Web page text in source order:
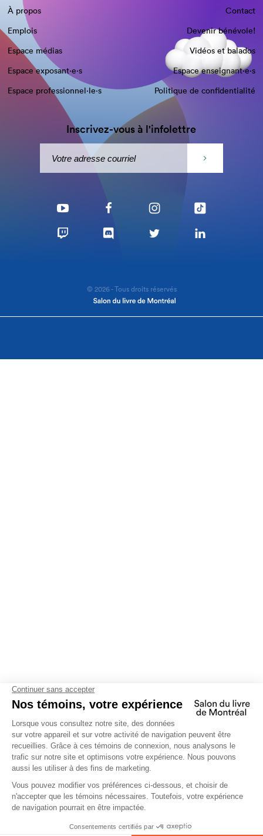
À propos
Contact
Emplois
Devenir bénévole!
Espace médias
Vidéos et balados
Espace exposant·e⋅s
Espace enseignant·e⋅s
Espace professionnel·le⋅s
Politique de confidentialité
Inscrivez-vous à l'infolettre
© 2026 - Tous droits réservés